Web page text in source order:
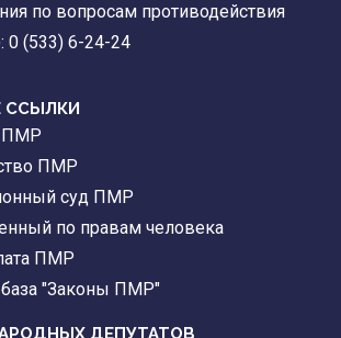
по вопросам противодействия
0 (533) 6-24-24
ССЫЛКИ
ПМР
ПМР
суд ПМР
по правам человека
ПМР
база "Законы ПМР"
ДЕПУТАТОВ